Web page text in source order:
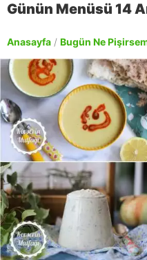
Günün Menüsü 14
Anasayfa / Bugün Ne